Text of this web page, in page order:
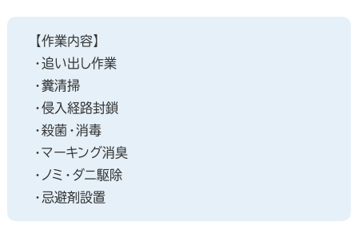
【作業内容】
・追い出し作業
・糞清掃
・侵入経路封鎖
・殺菌・消毒
・マーキング消臭
・ノミ・ダニ駆除
・忌避剤設置